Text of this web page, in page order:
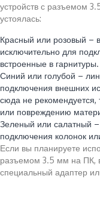
устройств с разъемом
устоялась:
Красный или розовый –
исключительно для
встроенные в гарнитуры.
Синий или голубой –
подключения внешних
сюда не рекомендуется,
или повреждению
Зеленый или салатный
подключения колонок
Если вы планируете
разъемом 3.5 мм на ПК,
специальный адаптер